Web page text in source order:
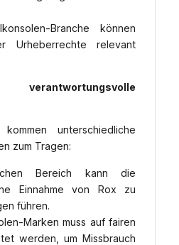
Branche können
Urheberrechte relevant
unterschiedliche
zum Tragen:
Bereich kann die
Einnahme von Rox zu
führen.
Marken muss auf fairen
werden, um Missbrauch